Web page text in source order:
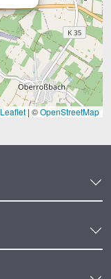
Leaflet | ©OpenStreetMap